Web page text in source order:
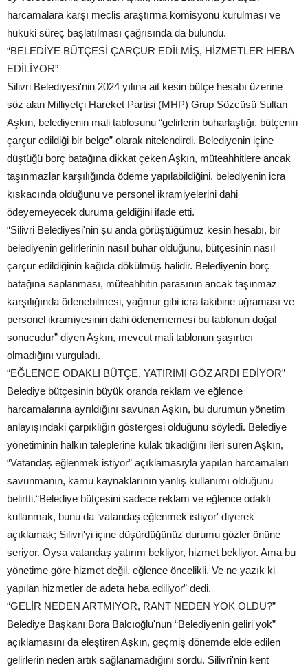
harcamalara karşı meclis araştırma komisyonu kurulması ve
hukuki süreç başlatılması çağrısında da bulundu.
“BELEDİYE BÜTÇESİ ÇARÇUR EDİLMİŞ, HİZMETLER HEBA
EDİLİYOR”
Silivri Belediyesi'nin 2024 yılına ait kesin bütçe hesabı üzerine
söz alan Milliyetçi Hareket Partisi (MHP) Grup Sözcüsü Sultan
Aşkın, belediyenin mali tablosunu “gelirlerin buharlaştığı, bütçenin
çarçur edildiği bir belge” olarak nitelendirdi. Belediyenin içine
düştüğü borç batağına dikkat çeken Aşkın, müteahhitlere ancak
taşınmazlar karşılığında ödeme yapılabildiğini, belediyenin icra
kıskacında olduğunu ve personel ikramiyelerini dahi
ödeyemeyecek duruma geldiğini ifade etti.
“Silivri Belediyesi'nin şu anda görüştüğümüz kesin hesabı, bir
belediyenin gelirlerinin nasıl buhar olduğunu, bütçesinin nasıl
çarçur edildiğinin kağıda dökülmüş halidir. Belediyenin borç
batağına saplanması, müteahhitin parasının ancak taşınmaz
karşılığında ödenebilmesi, yağmur gibi icra takibine uğraması ve
personel ikramiyesinin dahi ödenememesi bu tablonun doğal
sonucudur” diyen Aşkın, mevcut mali tablonun şaşırtıcı
olmadığını vurguladı.
“EĞLENCE ODAKLI BÜTÇE, YATIRIMI GÖZ ARDI EDİYOR”
Belediye bütçesinin büyük oranda reklam ve eğlence
harcamalarına ayrıldığını savunan Aşkın, bu durumun yönetim
anlayışındaki çarpıklığın göstergesi olduğunu söyledi. Belediye
yönetiminin halkın taleplerine kulak tıkadığını ileri süren Aşkın,
“Vatandaş eğlenmek istiyor” açıklamasıyla yapılan harcamaları
savunmanın, kamu kaynaklarının yanlış kullanımı olduğunu
belirtti.“Belediye bütçesini sadece reklam ve eğlence odaklı
kullanmak, bunu da ‘vatandaş eğlenmek istiyor' diyerek
açıklamak; Silivri'yi içine düşürdüğünüz durumu gözler önüne
seriyor. Oysa vatandaş yatırım bekliyor, hizmet bekliyor. Ama bu
yönetime göre hizmet değil, eğlence öncelikli. Ve ne yazık ki
yapılan hizmetler de adeta heba ediliyor” dedi.
“GELİR NEDEN ARTMIYOR, RANT NEDEN YOK OLDU?”
Belediye Başkanı Bora Balcıoğlu'nun “Belediyenin geliri yok”
açıklamasını da eleştiren Aşkın, geçmiş dönemde elde edilen
gelirlerin neden artık sağlanamadığını sordu. Silivri'nin kent